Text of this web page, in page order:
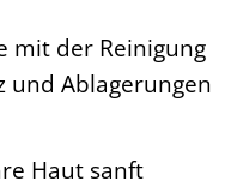
mit der Reinigung
und Ablagerungen
Haut sanft